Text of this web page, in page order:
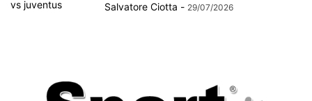
Salvatore Ciotta - 29/07/2026